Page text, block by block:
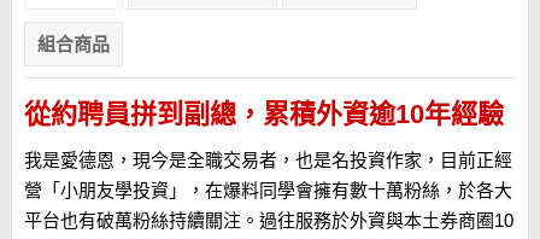
組合商品
從約聘員拼到副總，累積外資逾10年經驗
我是愛德恩，現今是全職交易者，也是名投資作家，目前正經
營「小朋友學投資」，在爆料同學會擁有數十萬粉絲，於各大
平台也有破萬粉絲持續關注。過往服務於外資與本土券商圈10